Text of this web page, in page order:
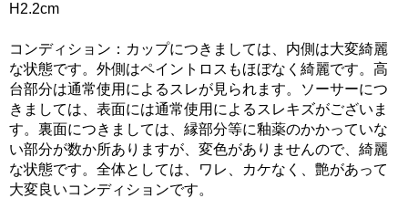
H2.2cm
コンディション：カップにつきましては、内側は大変綺麗
な状態です。外側はペイントロスもほぼなく綺麗です。高
台部分は通常使用によるスレが見られます。ソーサーにつ
きましては、表面には通常使用によるスレキズがございま
す。裏面につきましては、縁部分等に釉薬のかかっていな
い部分が数か所ありますが、変色がありませんので、綺麗
な状態です。全体としては、ワレ、カケなく、艶があって
大変良いコンディションです。